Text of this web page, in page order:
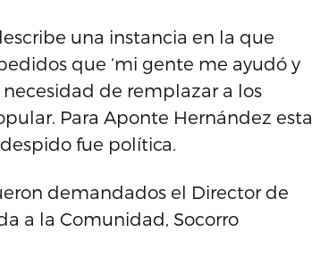
una instancia en la que
que ‘mi gente me ayudó y
de remplazar a los
Para Aponte Hernández esta
fue política.
demandados el Director de
a la Comunidad, Socorro